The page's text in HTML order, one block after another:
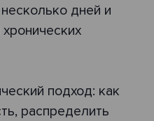
дней и
подход: как
распределить